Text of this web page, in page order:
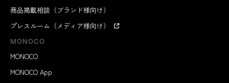
商品掲載相談（ブランド様向け）
プレスルーム（メディア様向け）
MONOCO
MONOCO
MONOCO App